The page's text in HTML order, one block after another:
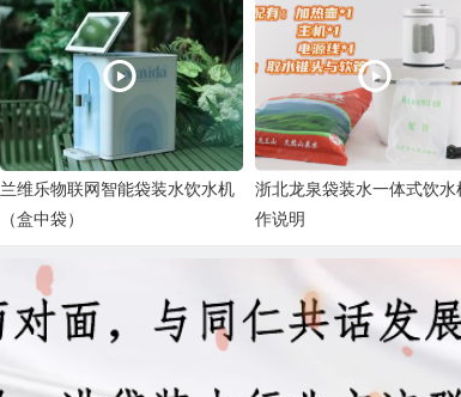
兰维乐物联网智能袋装水饮水机
（盒中袋）
浙北龙泉袋装水一体式饮水
作说明